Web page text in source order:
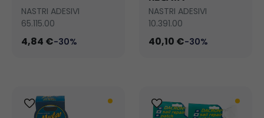
NASTRI ADESIVI
65.115.00
4,84 €-30%
NASTRI ADESIVI
10.391.00
40,10 €-30%